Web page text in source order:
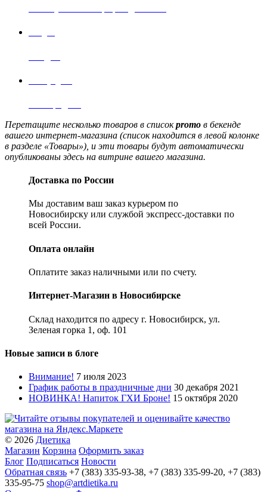
Перетащите несколько товаров в списокpromo в бекенде
вашего интернет-магазина (список находится в левой колонке
в разделе «Товары»), и эти товары будут автоматически
опубликованы здесь на витрине вашего магазина.
Доставка по России
Мы доставим ваш заказ курьером по
Новосибирску или службой экспресс-доставки по
всей России.
Оплата онлайн
Оплатите заказ наличными или по счету.
Интернет-Магазин в Новосибирске
Склад находится по адресу г. Новосибирск, ул.
Зеленая горка 1, оф. 101
Новые записи в блоге
Внимание! 7 июля 2023
График работы в праздничные дни 30 декабря 2021
НОВИНКА! Напиток ГХИ Броне! 15 октября 2020
© 2026 Диетика
Магазин Корзина Оформить заказ
Блог Подписаться Новости
Обратная связь +7 (383) 335-93-38, +7 (383) 335-99-20, +7 (383)
335-95-75 shop@artdietika.ru